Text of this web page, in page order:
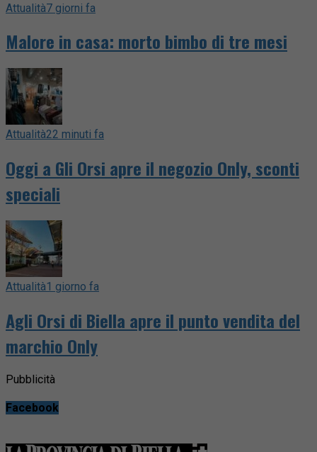
Attualità7 giorni fa
Malore in casa: morto bimbo di tre mesi
Attualità22 minuti fa
Oggi a Gli Orsi apre il negozio Only, sconti
speciali
Attualità1 giorno fa
Agli Orsi di Biella apre il punto vendita del
marchio Only
Pubblicità
Facebook